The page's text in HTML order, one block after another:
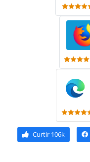
Curtir 106k